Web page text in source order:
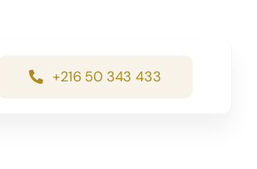
+216 50 343 433